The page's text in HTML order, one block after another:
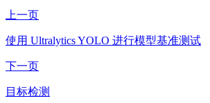
上一页
使用 Ultralytics YOLO 进行模型基准测试
下一页
目标检测